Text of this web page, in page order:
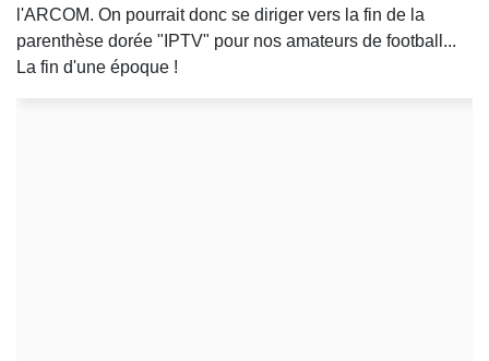
l'ARCOM. On pourrait donc se diriger vers la fin de la
parenthèse dorée "IPTV" pour nos amateurs de football...
La fin d'une époque !